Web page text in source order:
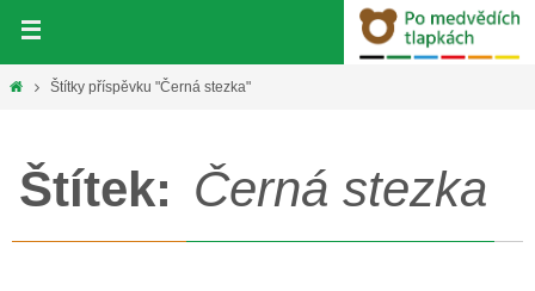
obsahHomeŠtítky příspěvku "Černá stezka"
Štítek: Černá stezka